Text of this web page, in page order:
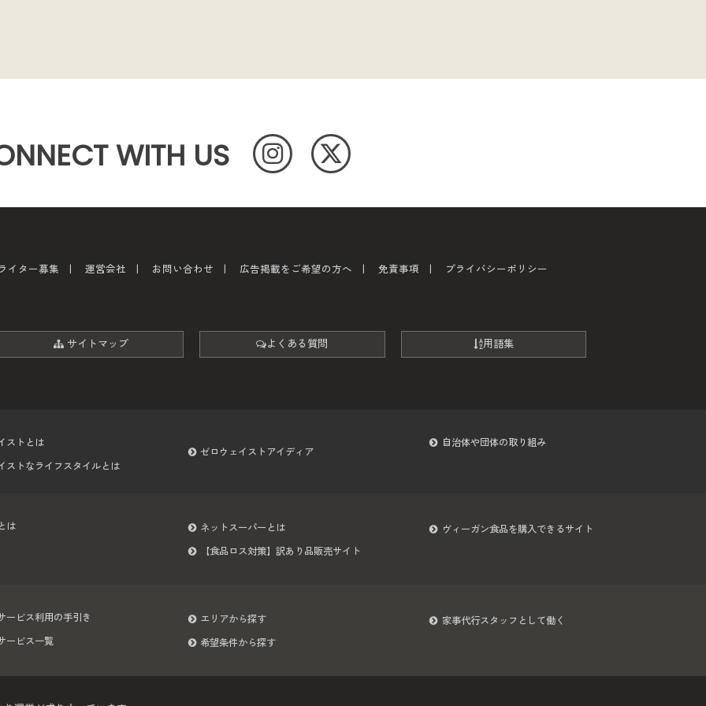
WITH US
イター募集 運営会社 お問い合わせ 広告掲載をご希望の方へ 免責事項 プライバシーポリシー
サイトマップ よくある質問 用語集
ストとは
ストなライフスタイルとは
ゼロウェイストアイディア
自治体や団体の取り組み
は
ネットスーパーとは
【食品ロス対策】訳あり品販売サイト
ヴィーガン食品を購入できるサイト
ービス利用の手引き
ービス一覧
エリアから探す
希望条件から探す
家事代行スタッフとして働く